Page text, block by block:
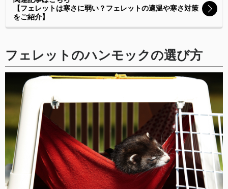
【フェレットは寒さに弱い？フェレットの適温や寒さ対策
をご紹介】
フェレットのハンモックの選び方